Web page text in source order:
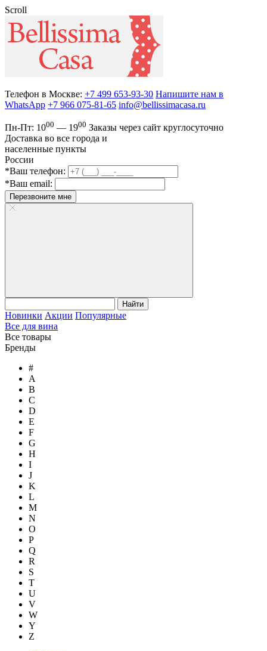
Scroll
Телефон в Москве: +7 499 653-93-30 Напишите нам в
WhatsApp +7 966 075-81-65 info@bellissimacasa.ru
Пн-Пт: 1000 — 1900 Заказы через сайт круглосуточно
Доставка во все города и
населенные пункты
России
*Ваш телефон:
*Ваш email:
Перезвоните мне
Найти
Новинки Акции Популярные
Все для вина
Все товары
Бренды
#
A
B
C
D
E
F
G
H
I
J
K
L
M
N
O
P
Q
R
S
T
U
V
W
Y
Z